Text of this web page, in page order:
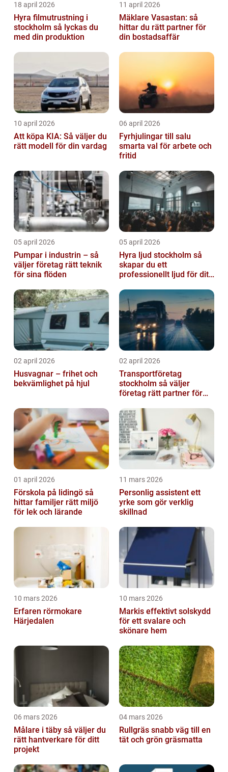
18 april 2026
Hyra filmutrustning i
stockholm så lyckas du
med din produktion
11 april 2026
Mäklare Vasastan: så
hittar du rätt partner för
din bostadsaffär
10 april 2026
Att köpa KIA: Så väljer du
rätt modell för din vardag
06 april 2026
Fyrhjulingar till salu
smarta val för arbete och
fritid
05 april 2026
Pumpar i industrin – så
väljer företag rätt teknik
för sina flöden
05 april 2026
Hyra ljud stockholm så
skapar du ett
professionellt ljud för ditt
02 april 2026
Husvagnar – frihet och
bekvämlighet på hjul
02 april 2026
Transportföretag
stockholm så väljer
företag rätt partner för
01 april 2026
Förskola på lidingö så
hittar familjer rätt miljö
för lek och lärande
11 mars 2026
Personlig assistent ett
yrke som gör verklig
skillnad
10 mars 2026
Erfaren rörmokare
Härjedalen
10 mars 2026
Markis effektivt solskydd
för ett svalare och
skönare hem
06 mars 2026
Målare i täby så väljer du
rätt hantverkare för ditt
projekt
04 mars 2026
Rullgräs snabb väg till en
tät och grön gräsmatta